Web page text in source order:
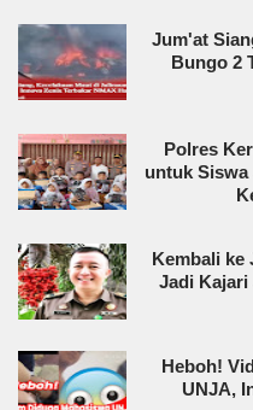
Jum'at
Bungo 2
Polres
untuk Siswa
Kembali ke
Jadi Kajari
Heboh!
UNJA,